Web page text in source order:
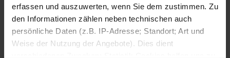
erfassen und auszuwerten, wenn Sie dem zustimmen. Zu
den Informationen zählen neben technischen auch
persönliche Daten (z.B. IP-Adresse; Standort; Art und
Weise der Nutzung der Angebote). Dies dient
Durchdachte Gestaltung –
hochwertig umgesetzt
Jedes Element dieser Wohnkombination überzeugt mit